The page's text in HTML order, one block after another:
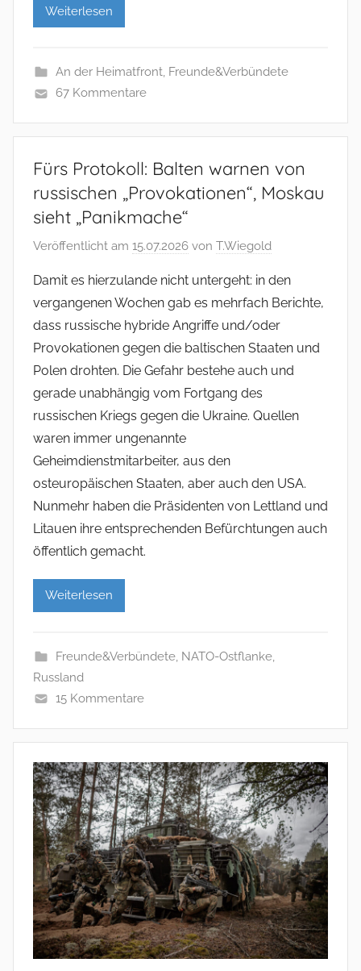
Weiterlesen
An der Heimatfront, Freunde&Verbündete
67 Kommentare
Fürs Protokoll: Balten warnen von
russischen „Provokationen“, Moskau
sieht „Panikmache“
Veröffentlicht am 15.07.2026 von T.Wiegold
Damit es hierzulande nicht untergeht: in den
vergangenen Wochen gab es mehrfach Berichte,
dass russische hybride Angriffe und/oder
Provokationen gegen die baltischen Staaten und
Polen drohten. Die Gefahr bestehe auch und
gerade unabhängig vom Fortgang des
russischen Kriegs gegen die Ukraine. Quellen
waren immer ungenannte
Geheimdienstmitarbeiter, aus den
osteuropäischen Staaten, aber auch den USA.
Nunmehr haben die Präsidenten von Lettland und
Litauen ihre entsprechenden Befürchtungen auch
öffentlich gemacht.
Weiterlesen
Freunde&Verbündete, NATO-Ostflanke,
Russland
15 Kommentare